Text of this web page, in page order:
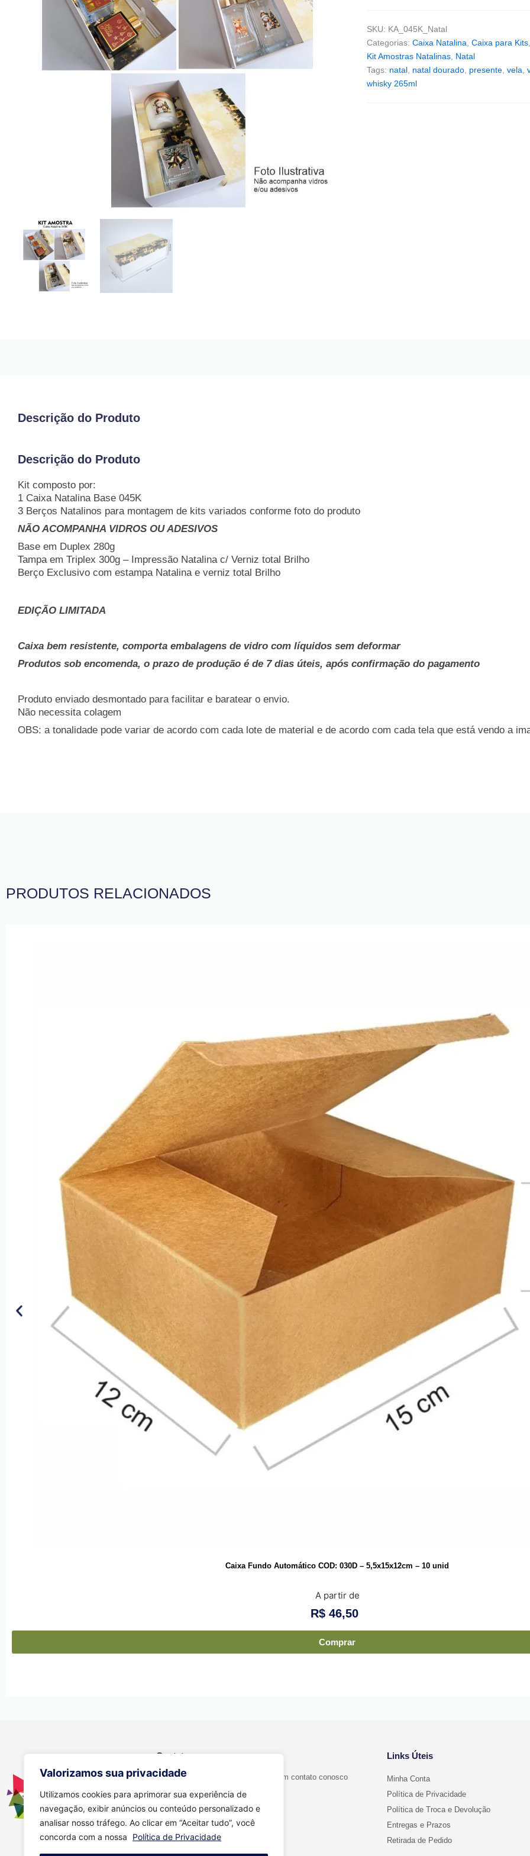
Valorizamos sua privacidade
Utilizamos cookies para aprimorar sua experiência de
navegação, exibir anúncios ou conteúdo personalizado e
analisar nosso tráfego. Ao clicar em “Aceitar tudo”, você
concorda com a nossa
Política de Privacidade
SKU: KA_045K_Natal
Categorias: Caixa Natalina Caixa para Kits
Kit Amostras Natalinas Natal
Tags: natal natal dourado presente vela
whisky 265ml
Descrição do Produto
Descrição do Produto
Kit composto por:
1 Caixa Natalina Base 045K
3 Berços Natalinos para montagem de kits variados conforme foto do produto
NÃO ACOMPANHA VIDROS OU ADESIVOS
Base em Duplex 280g
Tampa em Triplex 300g – Impressão Natalina c/ Verniz total Brilho
Berço Exclusivo com estampa Natalina e verniz total Brilho
EDIÇÃO LIMITADA
Caixa bem resistente, comporta embalagens de vidro com líquidos sem deformar
Produtos sob encomenda, o prazo de produção é de 7 dias úteis, após confirmação do pagamento
Produto enviado desmontado para facilitar e baratear o envio.
Não necessita colagem
OBS: a tonalidade pode variar de acordo com cada lote de material e de acordo com cada tela que está vendo a
PRODUTOS RELACIONADOS
Caixa Fundo Automático COD: 030D – 5,5x15x12cm – 10 unid
A partir de
R$46,50
Comprar
Contato
Se você tiver alguma dúvida, entre em contato conosco
(11) 94149-6586
comercial01.amanda@gmail.com
Links Úteis
Minha Conta
Política de Privacidade
Política de Troca e Devolução
Entregas e Prazos
Retirada de Pedido